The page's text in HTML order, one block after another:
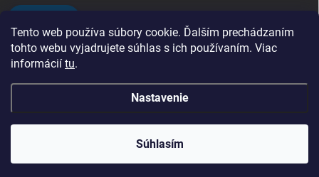
Tento web používa súbory cookie. Ďalším prechádzaním
tohto webu vyjadrujete súhlas s ich používaním. Viac
informácií tu.
Nastavenie
Súhlasím
Obchodé podmienky
Copyright 2026Arfragrances. Všetky práva vyhradené.Upraviť nastavenie
cookies